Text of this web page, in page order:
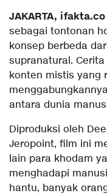
JAKARTA, ifakta.co
sebagai tontonan
konsep berbeda
supranatural.
konten mistis yang
antara dunia
Diproduksi oleh
Jeropoint, film ini
lain para khodam
menghadapi
hantu, banyak